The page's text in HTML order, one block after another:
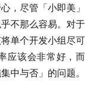
，尽管「小即美」
不那么容易。对于
单个开发小组尽可
应该会非常好，而
中与否」的问题。